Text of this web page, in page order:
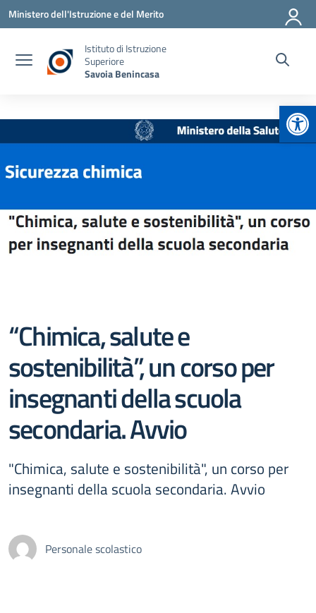
Vai ai contenuti
Vai al menu di navigazione
Vai al footer
Ministero dell'Istruzione e del Merito
Istituto di Istruzione
Superiore
Savoia Benincasa
“Chimica, salute e
sostenibilità”, un corso per
insegnanti della scuola
secondaria. Avvio
"Chimica, salute e sostenibilità", un corso per
insegnanti della scuola secondaria. Avvio
Personale scolastico